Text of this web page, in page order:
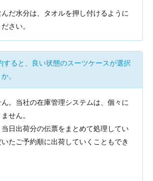
だ水分は、タオルを押し付けるように
さい。
すると、良い状態のスーツケースが選択
。
。当社の在庫管理システムは、個々に
せん。
当日出荷分の伝票をまとめて処理してい
たご予約順に出荷していくこともでき